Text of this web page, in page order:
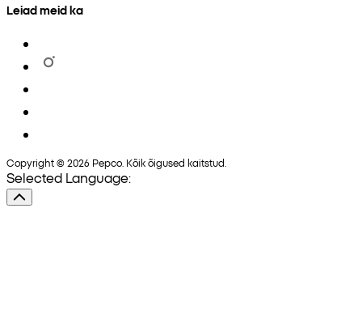
Leiad meid ka
Copyright © 2026 Pepco. Kõik õigused kaitstud.
Selected Language: